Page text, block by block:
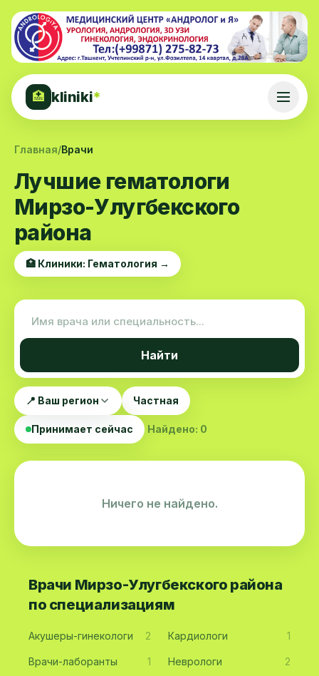
🏥 kliniki*
Главная/Врачи
Лучшие гематологи
Мирзо-Улугбекского
района
🏥 Клиники: Гематология →
Найти
📍 Ваш регион Частная
Принимает сейчас Найдено: 0
Ничего не найдено.
Врачи Мирзо-Улугбекского района
по специализациям
Акушеры-гинекологи 2 Кардиологи 1
Врачи-лаборанты 1 Неврологи 2